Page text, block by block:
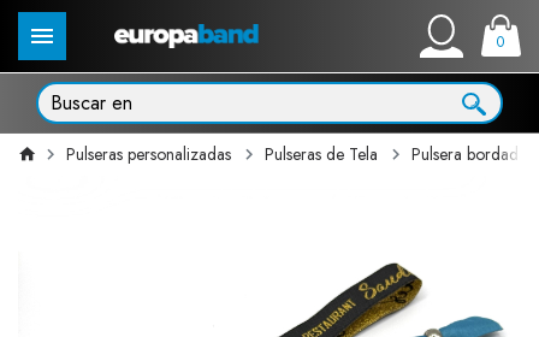
0
Pulseras personalizadas Pulseras de Tela Pulsera bordada